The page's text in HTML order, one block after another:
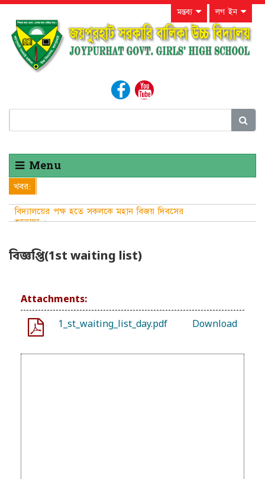
মন্তব্য লগ ইন
Menu
খবর:
বিদ্যালয়ের পক্ষ হতে সকলকে মহান বিজয় দিবসের
শুভেচ্ছা ।
বিজ্ঞপ্তি(1st waiting list)
Attachments:
1_st_waiting_list_day.pdf
Download